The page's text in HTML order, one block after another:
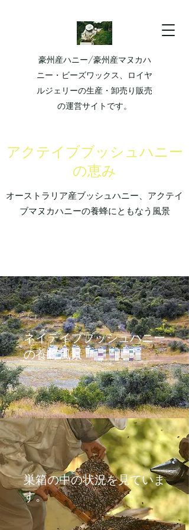
豪州産ハニー/豪州産マヌカハ
ニー・ビーズワックス、ロイヤ
ルジェリーの生産・卸売り販売
の運営サイトです。
​アクテイブブッシュハニー
の恵み
​オーストラリア産ブッシュハニー、アクテイ
ブマヌカハニーの養蜂にともなう風景
​ネイテイブブッシュハニー
の養蜂風景
​​巣箱の中の状況を見ていま
す。